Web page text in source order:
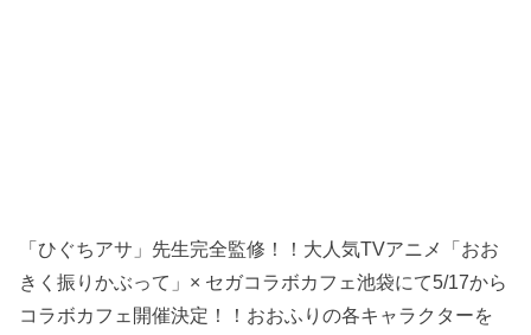
「ひぐちアサ」先生完全監修！！大人気TVアニメ「おお
きく振りかぶって」× セガコラボカフェ池袋にて5/17から
コラボカフェ開催決定！！おおふりの各キャラクターを